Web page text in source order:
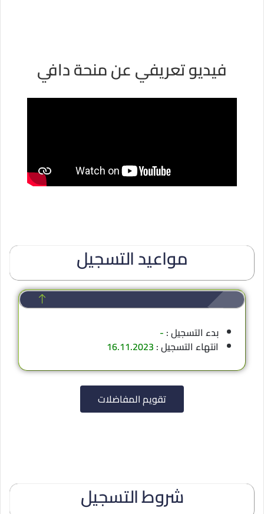
فيديو تعريفي عن منحة دافي
مواعيد التسجيل
بدء التسجيل : -
انتهاء التسجيل : 16.11.2023
تقويم المفاضلات
شروط التسجيل